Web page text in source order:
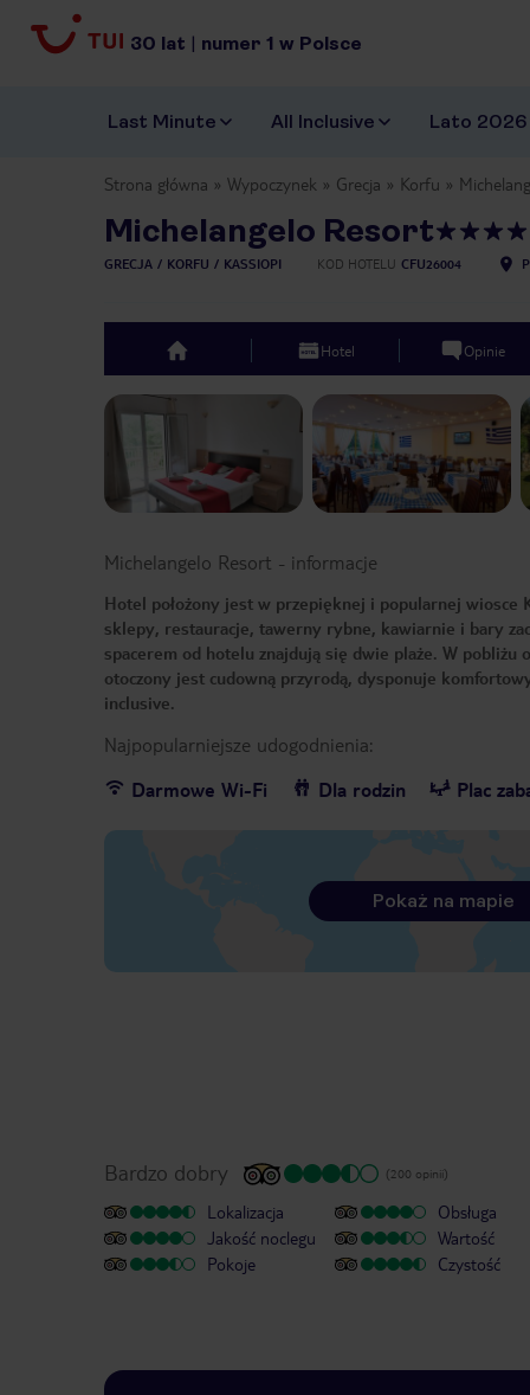
30 lat | numer 1 w Polsce
Last Minute All Inclusive Lato 2026
Strona główna Wypoczynek Grecja Korfu
Michelangelo Resort
GRECJA KORFU KASSIOPI KOD HOTELU CFU26004
top Hotel Opinie
Michelangelo Resort - informacje
Hotel położony jest w przepięknej i popularnej wiosce
sklepy, restauracje, tawerny rybne, kawiarnie i bary
spacerem od hotelu znajdują się dwie plaże. W
otoczony jest cudowną przyrodą, dysponuje
inclusive.
Najpopularniejsze udogodnienia:
Darmowe Wi-Fi
Dla rodzin Plac
Pokaż na mapie
Bardzo dobry (200 opinii)
Lokalizacja
Jakość noclegu
Pokoje
Obsługa
Wartość
Czystość